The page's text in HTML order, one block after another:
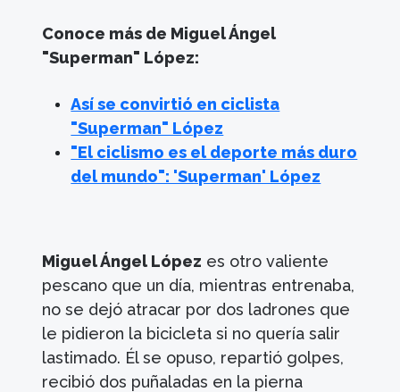
Conoce más de Miguel Ángel
"Superman" López:
Así se convirtió en ciclista
"Superman" López
"El ciclismo es el deporte más duro
del mundo": 'Superman' López
Miguel Ángel López es otro valiente
pescano que un día, mientras entrenaba,
no se dejó atracar por dos ladrones que
le pidieron la bicicleta si no quería salir
lastimado. Él se opuso, repartió golpes,
recibió dos puñaladas en la pierna